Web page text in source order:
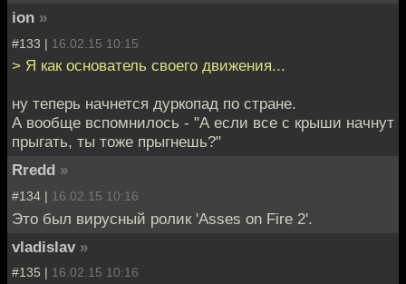
ion »
#133 | 16.02.15 10:15
> Я как основатель своего движения...
ну теперь начнется дуркопад по стране.
А вообще вспомнилось - "А если все с крыши начнут
прыгать, ты тоже прыгнешь?"
Rredd »
#134 | 16.02.15 10:16
Это был вирусный ролик 'Asses on Fire 2'.
vladislav »
#135 | 16.02.15 10:16